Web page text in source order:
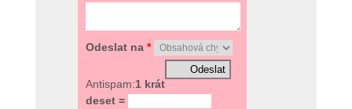
Odeslat na *
Antispam:1 krát
deset =